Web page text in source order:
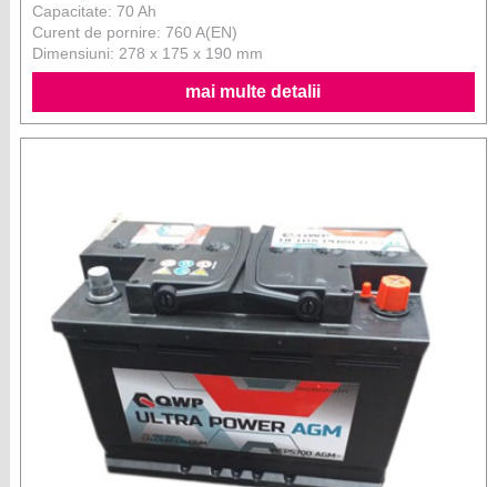
Capacitate: 70 Ah
Curent de pornire: 760 A(EN)
Dimensiuni: 278 x 175 x 190 mm
mai multe detalii